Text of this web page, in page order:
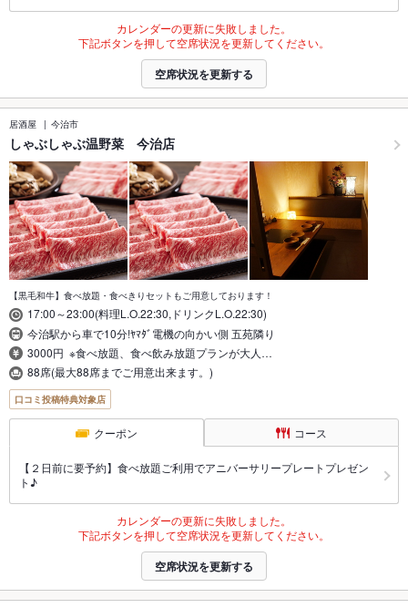
カレンダーの更新に失敗しました。
下記ボタンを押して空席状況を更新してください。
空席状況を更新する
居酒屋 今治市
しゃぶしゃぶ温野菜 今治店
【黒毛和牛】食べ放題・食べきりセットもご用意しております！
17:00～23:00(料理L.O.22:30,ドリンクL.O.22:30)
今治駅から車で10分!ﾔﾏﾀﾞ電機の向かい側 五苑隣り
3000円 ※食べ放題、食べ飲み放題プランが大人…
88席(最大88席までご用意出来ます。)
口コミ投稿特典対象店
クーポン コース
【２日前に要予約】食べ放題ご利用でアニバーサリープレートプレゼン
ト♪
カレンダーの更新に失敗しました。
下記ボタンを押して空席状況を更新してください。
空席状況を更新する